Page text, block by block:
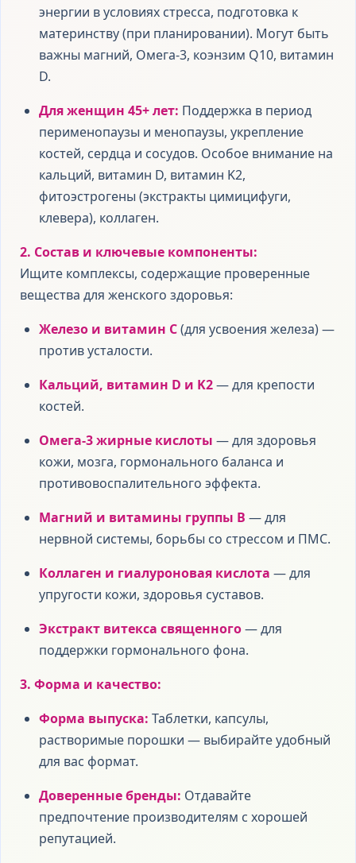
энергии в условиях стресса, подготовка к
материнству (при планировании). Могут быть
важны магний, Омега-3, коэнзим Q10, витамин
D.
Для женщин 45+ лет: Поддержка в период
перименопаузы и менопаузы, укрепление
костей, сердца и сосудов. Особое внимание на
кальций, витамин D, витамин K2,
фитоэстрогены (экстракты цимицифуги,
клевера), коллаген.
2. Состав и ключевые компоненты:
Ищите комплексы, содержащие проверенные
вещества для женского здоровья:
Железо и витамин С(для усвоения железа) —
против усталости.
Кальций, витамин D и K2— для крепости
костей.
Омега-3 жирные кислоты — для здоровья
кожи, мозга, гормонального баланса и
противовоспалительного эффекта.
Магний и витамины группы B — для
нервной системы, борьбы со стрессом и ПМС.
Коллаген и гиалуроновая кислота — для
упругости кожи, здоровья суставов.
Экстракт витекса священного— для
поддержки гормонального фона.
3. Форма и качество:
Форма выпуска: Таблетки, капсулы,
растворимые порошки — выбирайте удобный
для вас формат.
Доверенные бренды: Отдавайте
предпочтение производителям с хорошей
репутацией.